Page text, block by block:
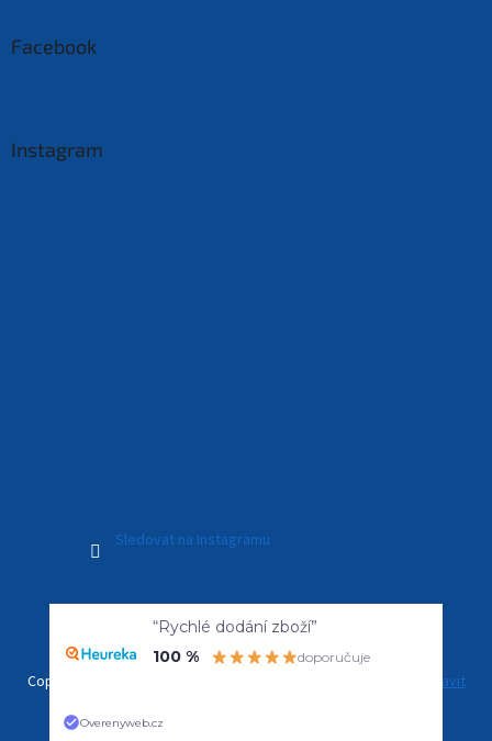
Facebook
Instagram
Sledovat na Instagramu
Vytvořil Shoptet Premium
Copyright 2026
Upravit
“Rychlé dodání zboží”
100 %
doporučuje
Overenyweb.cz